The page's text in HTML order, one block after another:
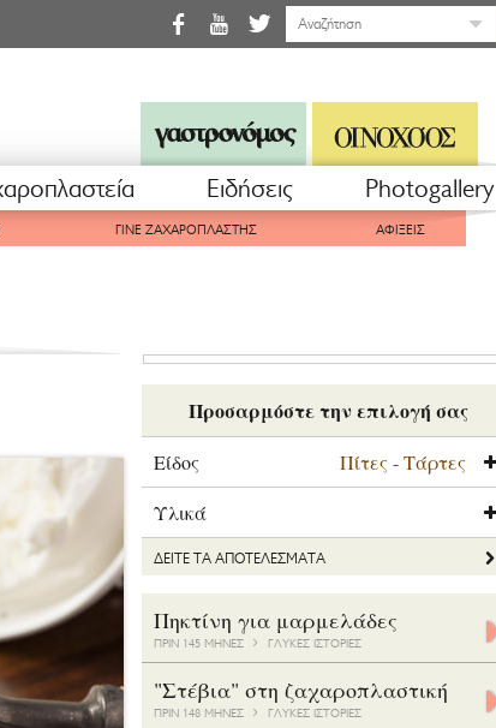
Eιδήσεις Photogallery
ΓΙΝΕ ΖΑΧΑΡΟΠΛΑΣΤΗΣ ΑΦΙΞΕΙΣ
Προσαρμόστε την επιλογή σας
Είδος
Πίτες - Τάρτες
Υλικά
ΔΕΙΤΕ ΤΑ ΑΠΟΤΕΛΕΣΜΑΤΑ
Πηκτίνη για μαρμελάδες
ΠΡΙΝ 145 ΜΗΝΕΣ ΓΛΥΚΕΣ ΙΣΤΟΡΙΕΣ
"Στέβια" στη ζαχαροπλαστική
ΠΡΙΝ 148 ΜΗΝΕΣ ΓΛΥΚΕΣ ΙΣΤΟΡΙΕΣ